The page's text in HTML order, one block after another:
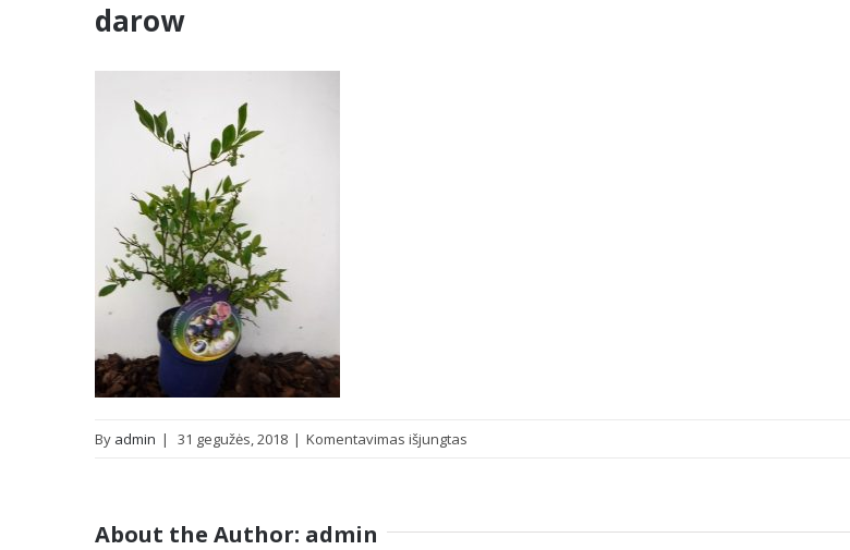
darow
By admin | 31 gegužės, 2018 | Komentavimas išjungtas
About the Author: admin